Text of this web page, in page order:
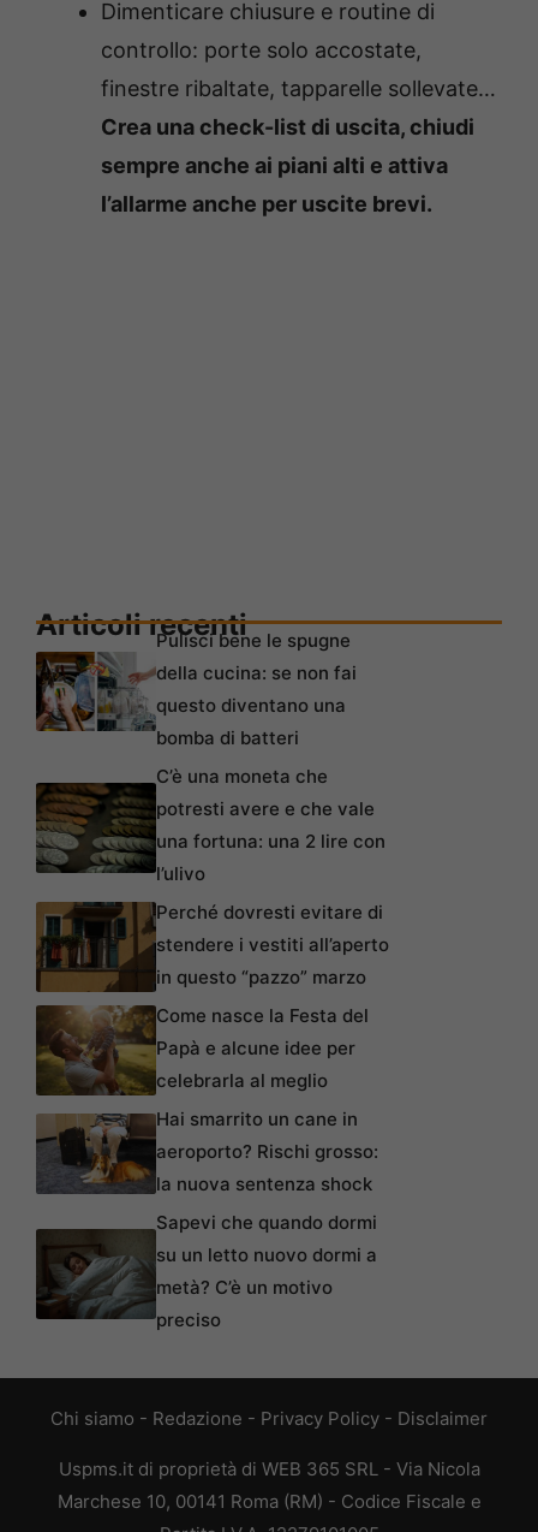
Dimenticare chiusure e routine di
controllo: porte solo accostate,
finestre ribaltate, tapparelle sollevate…
Crea una check-list di uscita, chiudi
sempre anche ai piani alti e attiva
l’allarme anche per uscite brevi.
Articoli recentiPulisci bene le spugne
della cucina: se non fai
questo diventano una
bomba di batteri
C’è una moneta che
potresti avere e che vale
una fortuna: una 2 lire con
l’ulivo
Perché dovresti evitare di
stendere i vestiti all’aperto
in questo “pazzo” marzo
Come nasce la Festa del
Papà e alcune idee per
celebrarla al meglio
Hai smarrito un cane in
aeroporto? Rischi grosso:
la nuova sentenza shock
Sapevi che quando dormi
su un letto nuovo dormi a
metà? C’è un motivo
preciso
Chi siamo - Redazione - Privacy Policy - Disclaimer
Uspms.it di proprietà di WEB 365 SRL - Via Nicola
Marchese 10, 00141 Roma (RM) - Codice Fiscale e